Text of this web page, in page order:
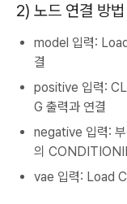
2) 노드 연결 방법
model 입력:
결
positive 입력:
G 출력과 연결
negative 입력:
의
vae 입력: Load